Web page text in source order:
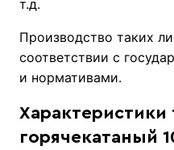
т.д.
Производство таких
соответствии с
и нормативами.
Характеристики
горячекатаный